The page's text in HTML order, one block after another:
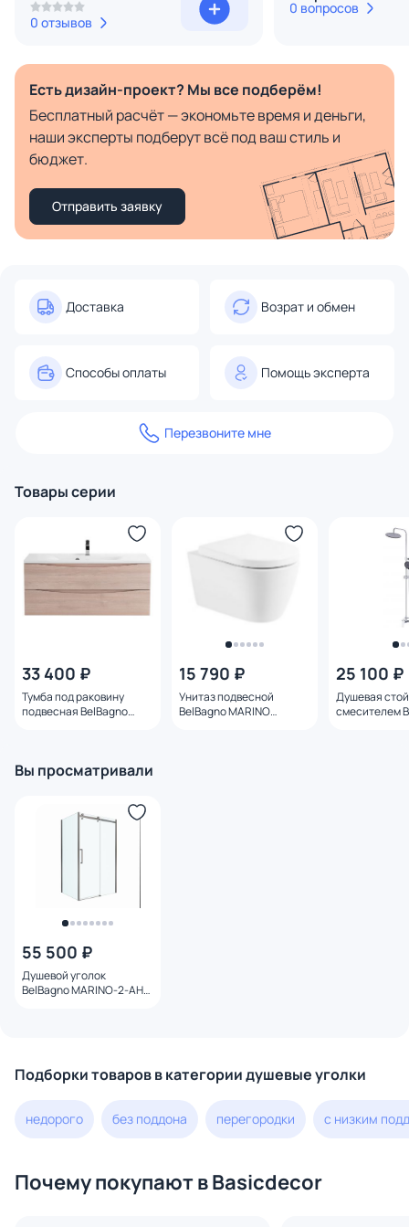
0 отзывов
0 вопросов
Есть дизайн-проект? Мы все подберём!
Бесплатный расчёт — экономьте время и деньги,
наши эксперты подберут всё под ваш стиль и
бюджет.
Отправить заявку
Доставка Возрат и обмен
Способы оплаты Помощь эксперта
Перезвоните мне
Товары серии
33 400 ₽
Тумба под раковину
подвесная BelBagno
15 790 ₽
Унитаз подвесной
BelBagno MARINO
25 100 ₽
Душевая
смесителем
Вы просматривали
55 500 ₽
Душевой уголок
BelBagno MARINO-2-AH-
Подборки товаров в категории душевые уголки
недорого без поддона перегородки с низким
Почему покупают в Basicdecor